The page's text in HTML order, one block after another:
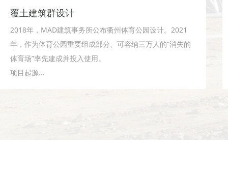
覆土建筑群设计
2018年，MAD建筑事务所公布衢州体育公园设计。2021
年，作为体育公园重要组成部分、可容纳三万人的“消失的
体育场”率先建成并投入使用。
项目起源...